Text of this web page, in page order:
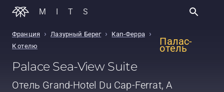
MITS
Палас-
отель
Франция › Лазурный Берег › Кап-Ферра ›
К отелю
Palace Sea-View Suite
Отель Grand-Hotel Du Cap-Ferrat, A